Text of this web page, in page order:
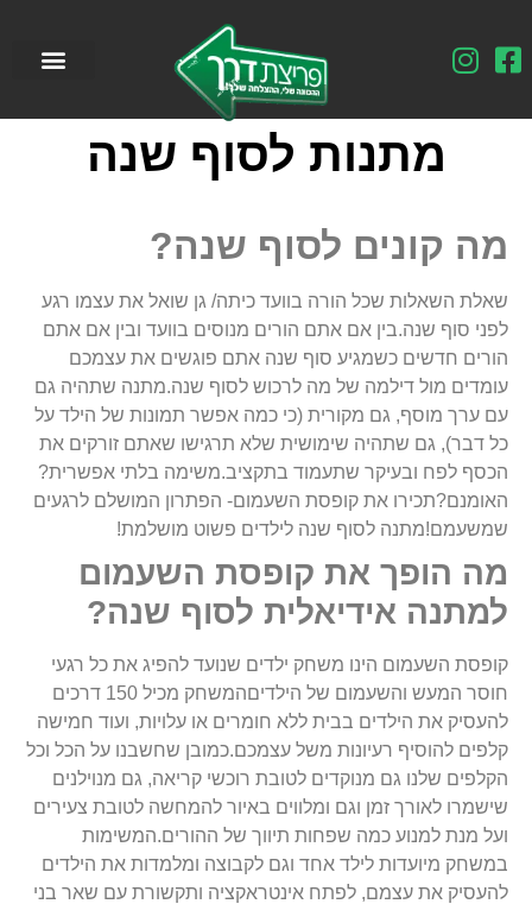
מתנות לסוף שנה
מה קונים לסוף שנה?
שאלת השאלות שכל הורה בוועד כיתה/ גן שואל את עצמו רגע
לפני סוף שנה.בין אם אתם הורים מנוסים בוועד ובין אם אתם
הורים חדשים כשמגיע סוף שנה אתם פוגשים את עצמכם
עומדים מול דילמה של מה לרכוש לסוף שנה.מתנה שתהיה גם
עם ערך מוסף, גם מקורית (כי כמה אפשר תמונות של הילד על
כל דבר), גם שתהיה שימושית שלא תרגישו שאתם זורקים את
הכסף לפח ובעיקר שתעמוד בתקציב.משימה בלתי אפשרית?
האומנם?תכירו את קופסת השעמום- הפתרון המושלם לרגעים
שמשעמם!מתנה לסוף שנה לילדים פשוט מושלמת!
מה הופך את קופסת השעמום
למתנה אידיאלית לסוף שנה?
קופסת השעמום הינו משחק ילדים שנועד להפיג את כל רגעי
חוסר המעש והשעמום של הילדיםהמשחק מכיל 150 דרכים
להעסיק את הילדים בבית ללא חומרים או עלויות, ועוד חמישה
קלפים להוסיף רעיונות משל עצמכם.כמובן שחשבנו על הכל וכל
הקלפים שלנו גם מנוקדים לטובת רוכשי קריאה, גם מנוילנים
שישמרו לאורך זמן וגם ומלווים באיור להמחשה לטובת צעירים
ועל מנת למנוע כמה שפחות תיווך של ההורים.המשימות
במשחק מיועדות לילד אחד וגם לקבוצה ומלמדות את הילדים
להעסיק את עצמם, לפתח אינטראקציה ותקשורת עם שאר בני